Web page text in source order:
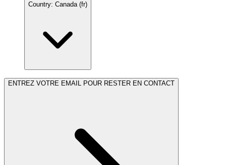
Country: Canada (fr)
ENTREZ VOTRE EMAIL POUR RESTER EN CONTACT